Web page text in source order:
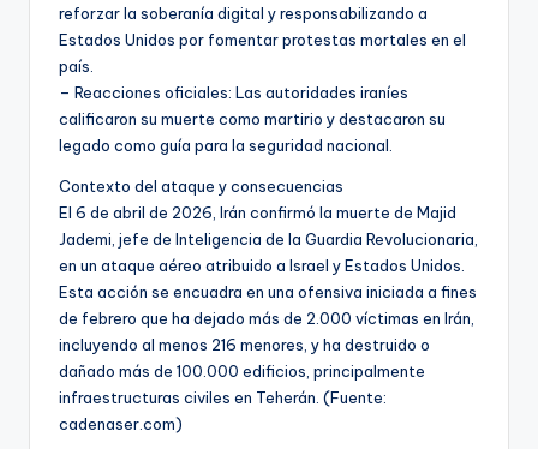
reforzar la soberanía digital y responsabilizando a
Estados Unidos por fomentar protestas mortales en el
país.
– Reacciones oficiales: Las autoridades iraníes
calificaron su muerte como martirio y destacaron su
legado como guía para la seguridad nacional.
Contexto del ataque y consecuencias
El 6 de abril de 2026, Irán confirmó la muerte de Majid
Jademi, jefe de Inteligencia de la Guardia Revolucionaria,
en un ataque aéreo atribuido a Israel y Estados Unidos.
Esta acción se encuadra en una ofensiva iniciada a fines
de febrero que ha dejado más de 2.000 víctimas en Irán,
incluyendo al menos 216 menores, y ha destruido o
dañado más de 100.000 edificios, principalmente
infraestructuras civiles en Teherán. (Fuente:
cadenaser.com)